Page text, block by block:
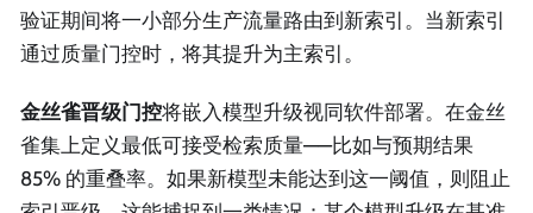
验证期间将一小部分生产流量路由到新索引。当新索引
通过质量门控时，将其提升为主索引。
金丝雀晋级门控将嵌入模型升级视同软件部署。在金丝
雀集上定义最低可接受检索质量——比如与预期结果
85% 的重叠率。如果新模型未能达到这一阈值，则阻止